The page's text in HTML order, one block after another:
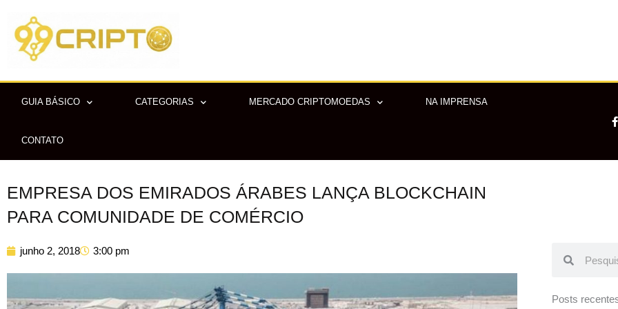
para
conteúdo
GUIA BÁSICO CATEGORIAS MERCADO CRIPTOMOEDAS NA IMPRENSA
CONTATO
F
a
EMPRESA DOS EMIRADOS ÁRABES LANÇA BLOCKCHAIN
PARA COMUNIDADE DE COMÉRCIO
junho 2, 2018 3:00 pm
Posts